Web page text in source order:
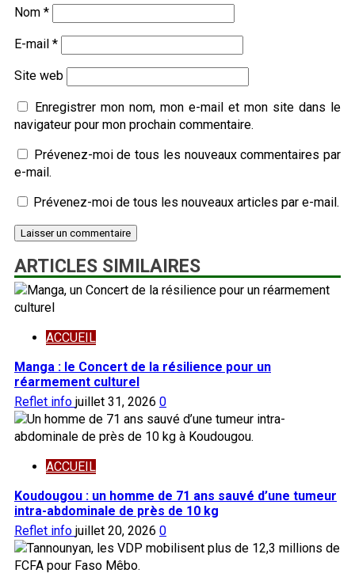
Nom *
E-mail *
Site web
Enregistrer mon nom, mon e-mail et mon site dans le
navigateur pour mon prochain commentaire.
Prévenez-moi de tous les nouveaux commentaires par
e-mail.
Prévenez-moi de tous les nouveaux articles par e-mail.
ARTICLES SIMILAIRES
ACCUEIL
Manga : le Concert de la résilience pour un
réarmement culturel
Reflet info juillet 31, 2026 0
ACCUEIL
Koudougou : un homme de 71 ans sauvé d’une tumeur
intra-abdominale de près de 10 kg
Reflet info juillet 20, 2026 0